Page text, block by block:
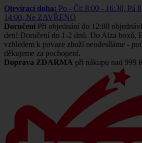
Otevírací doba: Po - Čt: 8:00 - 16:30, Pá
14:00, Ne ZAVŘENO
Doručení Při objednání do 12:00
den! Doručení do 1-2 dnů. Do Alza boxů,
vzhledem k povaze zboží neodesíláme -
děkujeme za pochopení.
Doprava ZDARMA při nákupu nad 999